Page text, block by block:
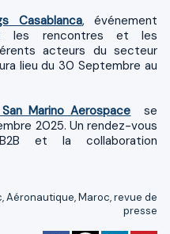
Casablanca, événement
les rencontres et les
acteurs du secteur
lieu du 30 Septembre au
Marino Aerospace se
2025. Un rendez-vous
et la collaboration
,Aéronautique,Maroc,revue de
presse